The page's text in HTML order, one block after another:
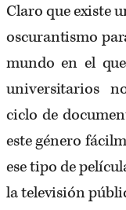
Claro que existe
oscurantismo
mundo en el
universitarios
ciclo de
este género
ese tipo de
la televisión